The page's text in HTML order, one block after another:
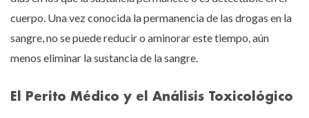
cuerpo. Una vez conocida la permanencia de las drogas en la
sangre, no se puede reducir o aminorar este tiempo, aún
menos eliminar la sustancia de la sangre.
El Perito Médico y el Análisis Toxicológico